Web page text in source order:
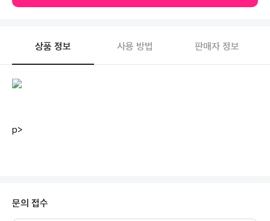
상품 정보 사용 방법 판매자 정보
p>
문의 접수